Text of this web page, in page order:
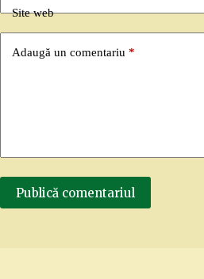
Site web
Adaugă un comentariu *
Publică comentariul